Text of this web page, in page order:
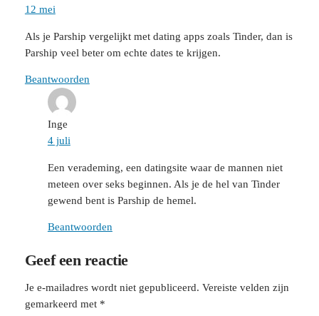
12 mei
Als je Parship vergelijkt met dating apps zoals Tinder, dan is
Parship veel beter om echte dates te krijgen.
Beantwoorden
Inge
4 juli
Een verademing, een datingsite waar de mannen niet
meteen over seks beginnen. Als je de hel van Tinder
gewend bent is Parship de hemel.
Beantwoorden
Geef een reactie
Je e-mailadres wordt niet gepubliceerd. Vereiste velden zijn
gemarkeerd met *